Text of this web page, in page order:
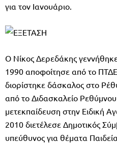
για τον Ιανουάριο.
Ο Νίκος Δερεδάκης
1990 αποφοίτησε από το
διορίστηκε δάσκαλος στο
από το Διδασκαλείο
μετεκπαίδευση στην Ειδική
2010 διετέλεσε Δημοτικός
υπεύθυνος για θέματα